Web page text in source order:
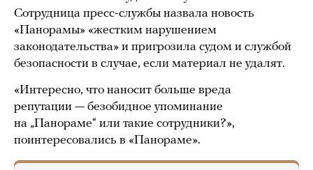
Сотрудница пресс-службы назвала новость
«Панорамы» «жестким нарушением
законодательства» и пригрозила судом и службой
безопасности в случае, если материал не удалят.
«Интересно, что наносит больше вреда
репутации — безобидное упоминание
на „Панораме“ или такие сотрудники?»,
поинтересовались в «Панораме».